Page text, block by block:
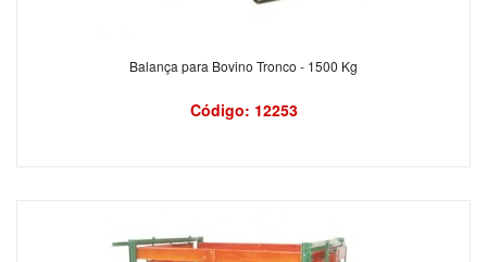
Balança para Bovino Tronco - 1500 Kg
Código: 12253